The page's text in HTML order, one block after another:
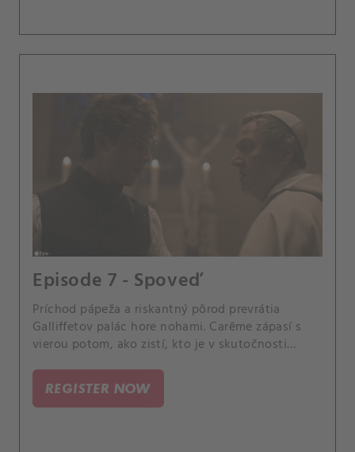
Episode 7 - Spoveď
Príchod pápeža a riskantný pôrod prevrátia
Galliffetov palác hore nohami. Carême zápasí s
vierou potom, ako zistí, kto je v skutočnosti
REGISTER NOW